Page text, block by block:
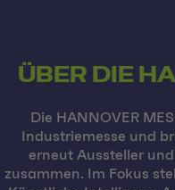
ÜBER DIE
Die HANNOVER
Industriemesse und
erneut Aussteller
zusammen. Im Fokus